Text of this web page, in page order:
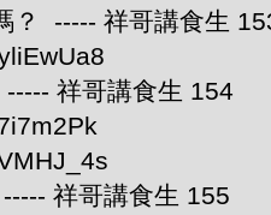
？ ----- 祥哥講食生
祥哥講食生 154
祥哥講食生 155